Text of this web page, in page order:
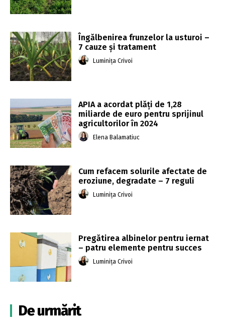
Îngălbenirea frunzelor la usturoi –
7 cauze și tratament
Luminița Crivoi
APIA a acordat plăți de 1,28
miliarde de euro pentru sprijinul
agricultorilor în 2024
Elena Balamatiuc
Cum refacem solurile afectate de
eroziune, degradate – 7 reguli
Luminița Crivoi
Pregătirea albinelor pentru iernat
– patru elemente pentru succes
Luminița Crivoi
De urmărit